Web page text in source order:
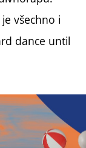
všechno i
dance until